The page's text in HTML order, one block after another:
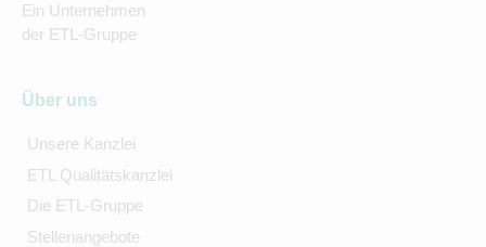
Ein Unternehmen
der ETL-Gruppe
Über uns
Unsere Kanzlei
ETL Qualitätskanzlei
Die ETL-Gruppe
Stellenangebote